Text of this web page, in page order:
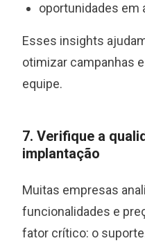
oportunidades em
Esses insights
otimizar campanhas
equipe.
7. Verifique a
implantação
Muitas empresas
funcionalidades e
fator crítico: o